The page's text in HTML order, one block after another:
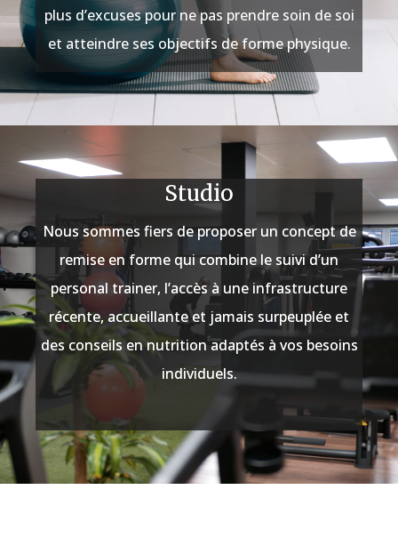
plus d’excuses pour ne pas prendre soin de soi
et atteindre ses objectifs de forme physique.
Studio
Nous sommes fiers de proposer un concept de
remise en forme qui combine le suivi d’un
personal trainer, l’accès à une infrastructure
récente, accueillante et jamais surpeuplée et
des conseils en nutrition adaptés à vos besoins
individuels.